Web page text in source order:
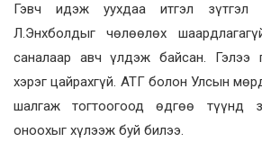
Гэвч идэж уухдаа итгэл зүтгэл
Л.Энхболдыг чөлөөлөх
саналаар авч үлдэж байсан. Гэлээ
хэрэг цайрахгүй. АТГ болон Улсын
шалгаж тогтоогоод өдгөө түүнд
оноохыг хүлээж буй билээ.